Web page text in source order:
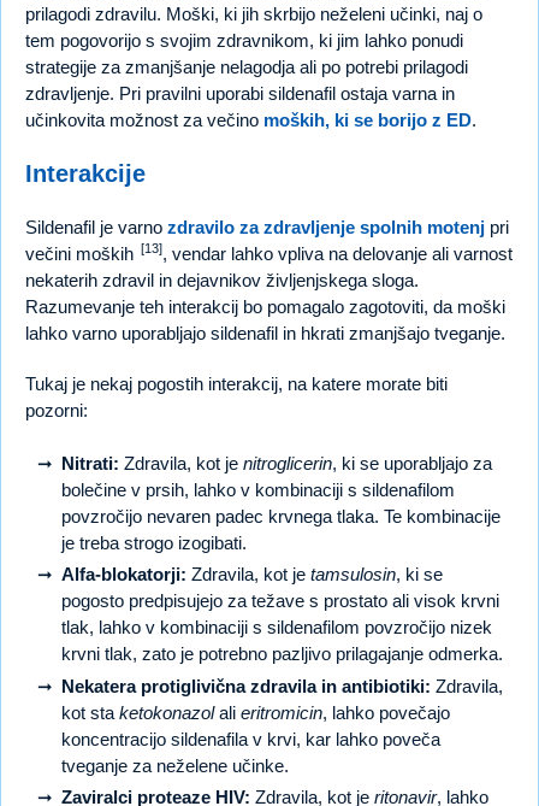
prilagodi zdravilu. Moški, ki jih skrbijo neželeni učinki, naj o
tem pogovorijo s svojim zdravnikom, ki jim lahko ponudi
strategije za zmanjšanje nelagodja ali po potrebi prilagodi
zdravljenje. Pri pravilni uporabi sildenafil ostaja varna in
učinkovita možnost za večino moških, ki se borijo z ED.
Interakcije
Sildenafil je varno zdravilo za zdravljenje spolnih motenj pri
večini moških [13], vendar lahko vpliva na delovanje ali varnost
nekaterih zdravil in dejavnikov življenjskega sloga.
Razumevanje teh interakcij bo pomagalo zagotoviti, da moški
lahko varno uporabljajo sildenafil in hkrati zmanjšajo tveganje.
Tukaj je nekaj pogostih interakcij, na katere morate biti
pozorni:
Nitrati: Zdravila, kot je nitroglicerin, ki se uporabljajo za
bolečine v prsih, lahko v kombinaciji s sildenafilom
povzročijo nevaren padec krvnega tlaka. Te kombinacije
je treba strogo izogibati.
Alfa-blokatorji: Zdravila, kot je tamsulosin, ki se
pogosto predpisujejo za težave s prostato ali visok krvni
tlak, lahko v kombinaciji s sildenafilom povzročijo nizek
krvni tlak, zato je potrebno pazljivo prilagajanje odmerka.
Nekatera protiglivična zdravila in antibiotiki: Zdravila,
kot sta ketokonazolali eritromicin, lahko povečajo
koncentracijo sildenafila v krvi, kar lahko poveča
tveganje za neželene učinke.
Zaviralci proteaze HIV: Zdravila, kot je ritonavir, lahko